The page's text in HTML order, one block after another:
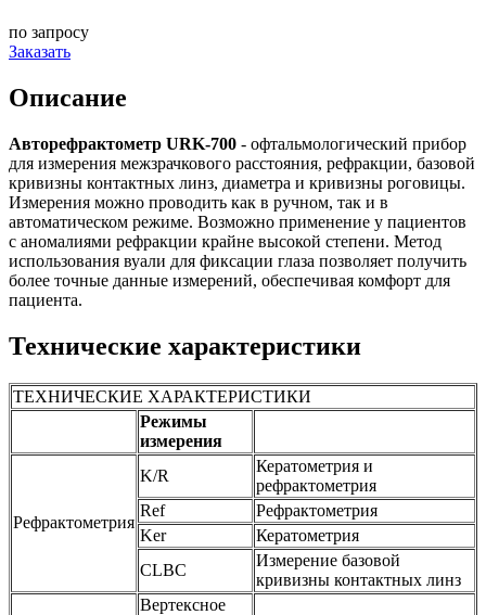
по запросу
Заказать
Описание
Авторефрактометр URK-700 - офтальмологический прибор
для измерения межзрачкового расстояния, рефракции, базовой
кривизны контактных линз, диаметра и кривизны роговицы.
Измерения можно проводить как в ручном, так и в
автоматическом режиме. Возможно применение у пациентов
с аномалиями рефракции крайне высокой степени. Метод
использования вуали для фиксации глаза позволяет получить
более точные данные измерений, обеспечивая комфорт для
пациента.
Технические характеристики
ТЕХНИЧЕСКИЕ ХАРАКТЕРИСТИКИ
Режимы
измерения
Рефрактометрия
K/R
Кератометрия и
рефрактометрия
Ref
Рефрактометрия
Ker
Кератометрия
CLBC
Измерение базовой
кривизны контактных линз
Вертексное